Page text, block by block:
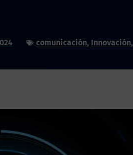
comunicación, Innovación,